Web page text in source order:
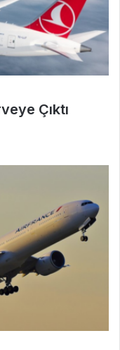
Çıktı